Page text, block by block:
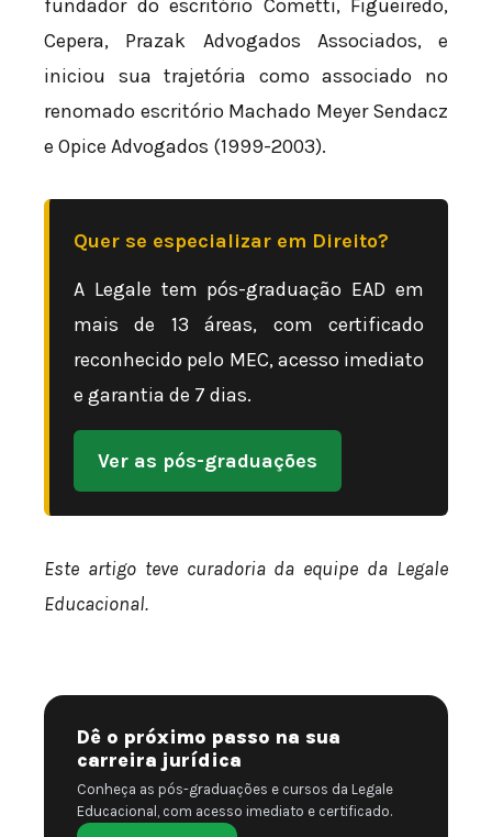
fundador do escritório Cometti, Figueiredo,
Cepera, Prazak Advogados Associados, e
iniciou sua trajetória como associado no
renomado escritório Machado Meyer Sendacz
e Opice Advogados (1999-2003).
Quer se especializar em Direito?
A Legale tem pós-graduação EAD em
mais de 13 áreas, com certificado
reconhecido pelo MEC, acesso imediato
e garantia de 7 dias.
Ver as pós-graduações
Este artigo teve curadoria da equipe da Legale
Educacional.
Dê o próximo passo na sua
carreira jurídica
Conheça as pós-graduações e cursos da Legale
Educacional, com acesso imediato e certificado.